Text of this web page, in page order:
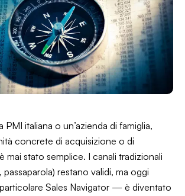
PMI italiana o un’azienda di famiglia,
concrete di acquisizione o di
mai stato semplice. I canali tradizionali
passaparola) restano validi, ma oggi
Sales Navigator — è diventato